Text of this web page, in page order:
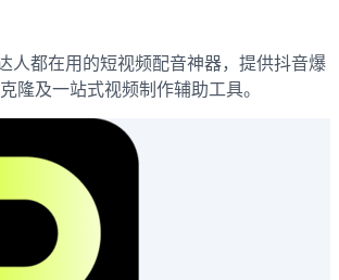
人都在用的短视频配音神器，提供抖音爆
隆及一站式视频制作辅助工具。